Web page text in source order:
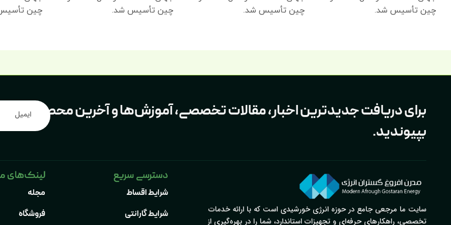
چین تأسیس شد.
چین تأسیس شد.
چین تأسیس شد.
چین
برای دریافت جدیدترین اخبار، مقالات تخصصی، آموزش‌ها و آخرین محصولات، به
بپیوندید.
سایت ما مرجعی جامع در حوزه انرژی خورشیدی است که با ارائه خدمات
تخصصی، راهکارهای حرفه‌ای و تجهیزات استاندارد، شما را در بهره‌گیری از
دسترسی سریع
شرایط اقساط
شرایط گارانتی
لینک‌های
مجله
فروشگاه